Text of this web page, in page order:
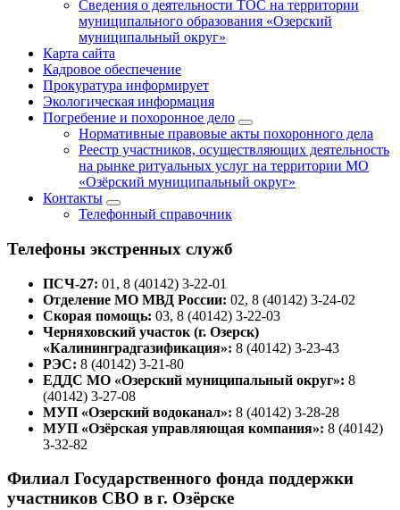
Сведения о деятельности ТОС на территории
муниципального образования «Озерский
муниципальный округ»
Карта сайта
Кадровое обеспечение
Прокуратура информирует
Экологическая информация
Погребение и похоронное дело
Нормативные правовые акты похоронного дела
Реестр участников, осуществляющих деятельность
на рынке ритуальных услуг на территории МО
«Озёрский муниципальный округ»
Контакты
Телефонный справочник
Телефоны экстренных служб
ПСЧ-27: 01, 8 (40142) 3-22-01
Отделение МО МВД России: 02, 8 (40142) 3-24-02
Скорая помощь: 03, 8 (40142) 3-22-03
Черняховский участок (г. Озерск)
«Калининградгазификация»: 8 (40142) 3-23-43
РЭС: 8 (40142) 3-21-80
ЕДДС МО «Озерский муниципальный округ»: 8
(40142) 3-27-08
МУП «Озерский водоканал»: 8 (40142) 3-28-28
МУП «Озёрская управляющая компания»: 8 (40142)
3-32-82
Филиал Государственного фонда поддержки
участников СВО в г. Озёрске